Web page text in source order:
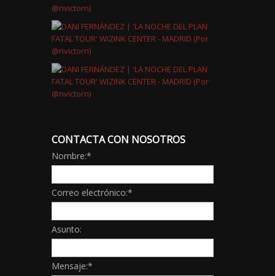
CONTACTA CON NOSOTROS
Nombre:*
Correo electrónico:*
Asunto:
Mensaje:*